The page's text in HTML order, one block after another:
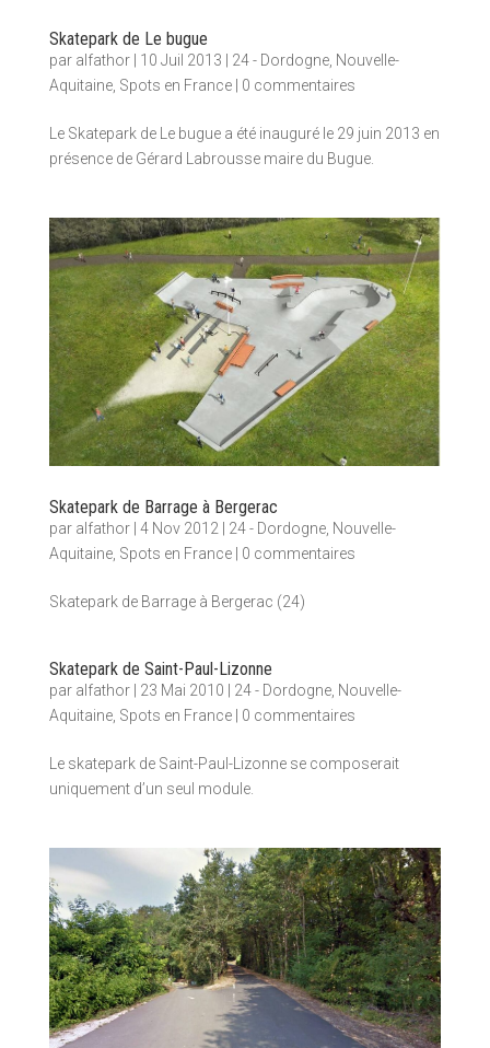
Skatepark de Le bugue
par alfathor| 10 Juil 2013 24 - Dordogne, Nouvelle-
Aquitaine, Spots en France| 0 commentaires
Le Skatepark de Le bugue a été inauguré le 29 juin 2013 en
présence de Gérard Labrousse maire du Bugue.
Skatepark de Barrage à Bergerac
par alfathor| 4 Nov 2012 24 - Dordogne, Nouvelle-
Aquitaine, Spots en France| 0 commentaires
Skatepark de Barrage à Bergerac (24)
Skatepark de Saint-Paul-Lizonne
par alfathor| 23 Mai 2010 24 - Dordogne, Nouvelle-
Aquitaine, Spots en France| 0 commentaires
Le skatepark de Saint-Paul-Lizonne se composerait
uniquement d’un seul module.